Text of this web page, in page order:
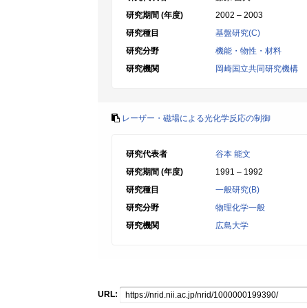
研究期間 (年度)
2002 – 2003
研究種目
基盤研究(C)
研究分野
機能・物性・材料
研究機関
岡崎国立共同研究機構
レーザー・磁場による光化学反応の制御
研究代表者
谷本 能文
研究期間 (年度)
1991 – 1992
研究種目
一般研究(B)
研究分野
物理化学一般
研究機関
広島大学
URL: